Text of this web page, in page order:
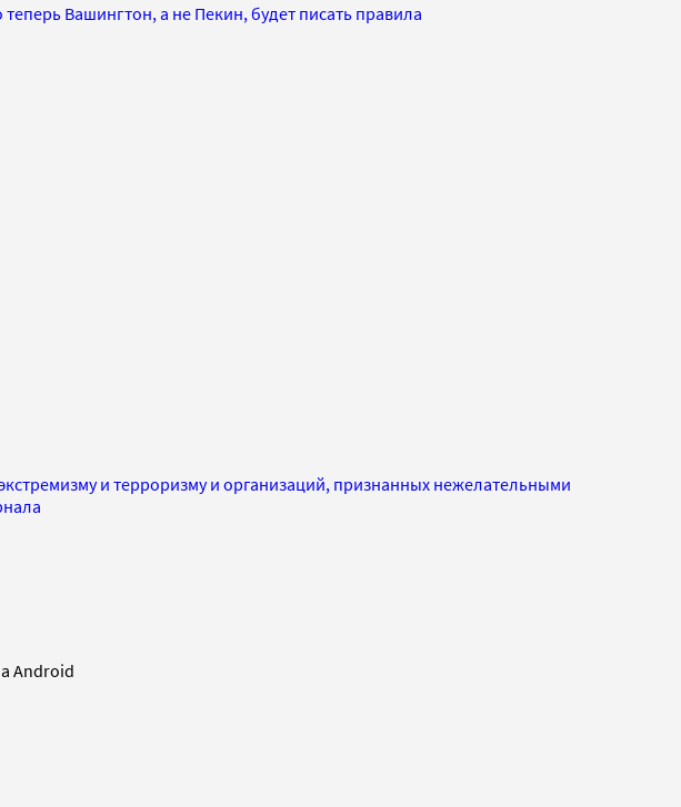
Вашингтон, а не Пекин, будет писать правила
и терроризму и организаций, признанных нежелательными
Android